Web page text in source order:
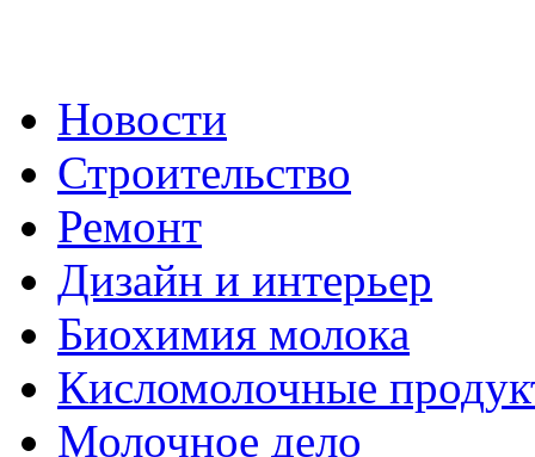
Новости
Строительство
Ремонт
Дизайн и интерьер
Биохимия молока
Кисломолочные
Молочное дело